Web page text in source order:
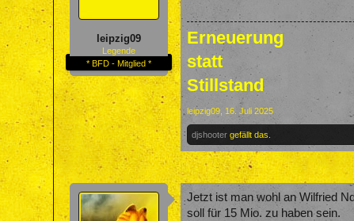
leipzig09
Legende
* BFD - Mitglied *
Erneuerung
statt
Stillstand
leipzig09 16. Juli 2025
djshooter gefällt das.
Jetzt ist man wohl an Wilfried
soll für 15 Mio. zu haben sein.